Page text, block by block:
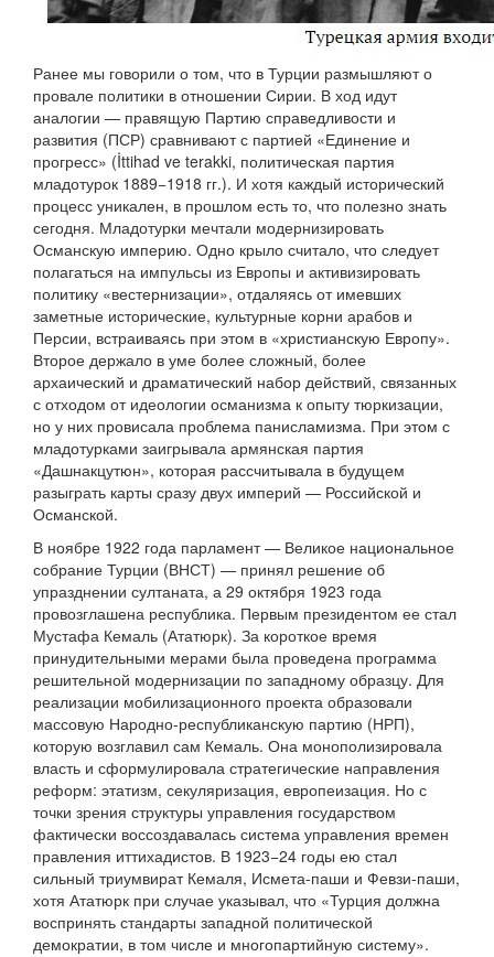
Ранее мы говорили о том, что в Турции размышляют о
провале политики в отношении Сирии. В ход идут
аналогии — правящую Партию справедливости и
развития (ПСР) сравнивают с партией «Единение и
прогресс» (İttihad ve terakki, политическая партия
младотурок 1889−1918 гг.). И хотя каждый исторический
процесс уникален, в прошлом есть то, что полезно знать
сегодня. Младотурки мечтали модернизировать
Османскую империю. Одно крыло считало, что следует
полагаться на импульсы из Европы и активизировать
политику «вестернизации», отдаляясь от имевших
заметные исторические, культурные корни арабов и
Персии, встраиваясь при этом в «христианскую Европу».
Второе держало в уме более сложный, более
архаический и драматический набор действий, связанных
с отходом от идеологии османизма к опыту тюркизации,
но у них провисала проблема панисламизма. При этом с
младотурками заигрывала армянская партия
«Дашнакцутюн», которая рассчитывала в будущем
разыграть карты сразу двух империй — Российской и
Османской.
В ноябре 1922 года парламент — Великое национальное
собрание Турции (ВНСТ) — принял решение об
упразднении султаната, а 29 октября 1923 года
провозглашена республика. Первым президентом ее стал
Мустафа Кемаль (Ататюрк). За короткое время
принудительными мерами была проведена программа
решительной модернизации по западному образцу. Для
реализации мобилизационного проекта образовали
массовую Народно-республиканскую партию (НРП),
которую возглавил сам Кемаль. Она монополизировала
власть и сформулировала стратегические направления
реформ: этатизм, секуляризация, европеизация. Но с
точки зрения структуры управления государством
фактически воссоздавалась система управления времен
правления иттихадистов. В 1923−24 годы ею стал
сильный триумвират Кемаля, Исмета-паши и Февзи-паши,
хотя Ататюрк при случае указывал, что «Турция должна
воспринять стандарты западной политической
демократии, в том числе и многопартийную систему».